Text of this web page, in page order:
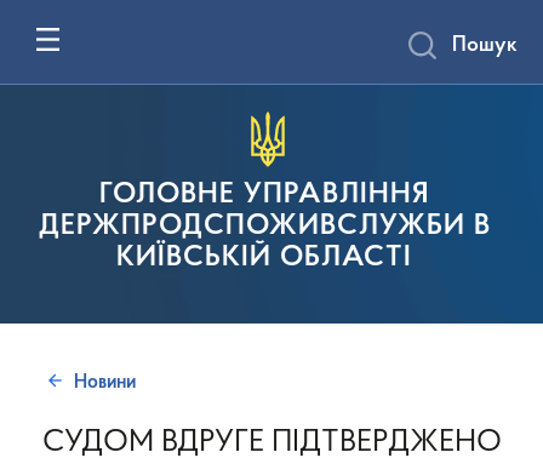
ГОЛОВНЕ УПРАВЛІННЯ
ДЕРЖПРОДСПОЖИВСЛУЖБИ В
КИЇВСЬКІЙ ОБЛАСТІ
Пошук
Новини
СУДОМ ВДРУГЕ ПІДТВЕРДЖЕНО